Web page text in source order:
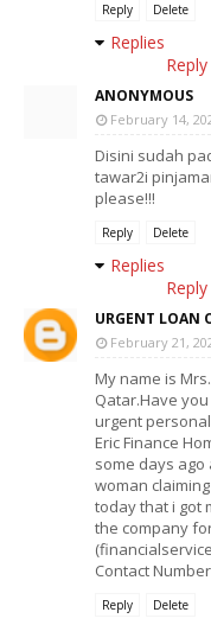
Reply Delete
Replies
Reply
ANONYMOUS
February 14,
Disini sudah
tawar2i
please!!!
Reply Delete
Replies
Reply
URGENT LOAN
February 21,
My name is
Qatar.Have
urgent
Eric Finance
some days ago
woman
today that i got
the company
Contact
Reply Delete